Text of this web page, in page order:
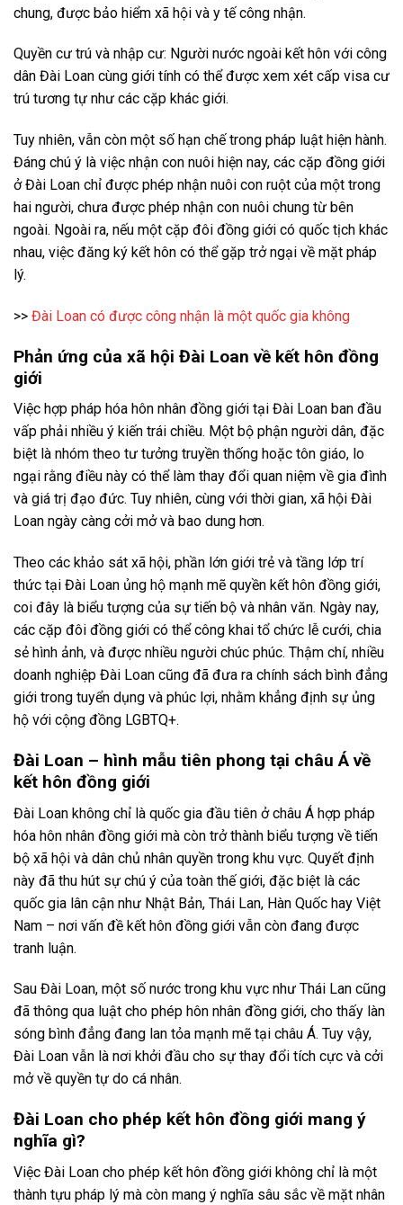
chung, được bảo hiểm xã hội và y tế công nhận.
Quyền cư trú và nhập cư: Người nước ngoài kết hôn với công
dân Đài Loan cùng giới tính có thể được xem xét cấp visa cư
trú tương tự như các cặp khác giới.
Tuy nhiên, vẫn còn một số hạn chế trong pháp luật hiện hành.
Đáng chú ý là việc nhận con nuôi hiện nay, các cặp đồng giới
ở Đài Loan chỉ được phép nhận nuôi con ruột của một trong
hai người, chưa được phép nhận con nuôi chung từ bên
ngoài. Ngoài ra, nếu một cặp đôi đồng giới có quốc tịch khác
nhau, việc đăng ký kết hôn có thể gặp trở ngại về mặt pháp
lý.
>> Đài Loan có được công nhận là một quốc gia không
Phản ứng của xã hội Đài Loan về kết hôn đồng
giới
Việc hợp pháp hóa hôn nhân đồng giới tại Đài Loan ban đầu
vấp phải nhiều ý kiến trái chiều. Một bộ phận người dân, đặc
biệt là nhóm theo tư tưởng truyền thống hoặc tôn giáo, lo
ngại rằng điều này có thể làm thay đổi quan niệm về gia đình
và giá trị đạo đức. Tuy nhiên, cùng với thời gian, xã hội Đài
Loan ngày càng cởi mở và bao dung hơn.
Theo các khảo sát xã hội, phần lớn giới trẻ và tầng lớp trí
thức tại Đài Loan ủng hộ mạnh mẽ quyền kết hôn đồng giới,
coi đây là biểu tượng của sự tiến bộ và nhân văn. Ngày nay,
các cặp đôi đồng giới có thể công khai tổ chức lễ cưới, chia
sẻ hình ảnh, và được nhiều người chúc phúc. Thậm chí, nhiều
doanh nghiệp Đài Loan cũng đã đưa ra chính sách bình đẳng
giới trong tuyển dụng và phúc lợi, nhằm khẳng định sự ủng
hộ với cộng đồng LGBTQ+.
Đài Loan – hình mẫu tiên phong tại châu Á về
kết hôn đồng giới
Đài Loan không chỉ là quốc gia đầu tiên ở châu Á hợp pháp
hóa hôn nhân đồng giới mà còn trở thành biểu tượng về tiến
bộ xã hội và dân chủ nhân quyền trong khu vực. Quyết định
này đã thu hút sự chú ý của toàn thế giới, đặc biệt là các
quốc gia lân cận như Nhật Bản, Thái Lan, Hàn Quốc hay Việt
Nam – nơi vấn đề kết hôn đồng giới vẫn còn đang được
tranh luận.
Sau Đài Loan, một số nước trong khu vực như Thái Lan cũng
đã thông qua luật cho phép hôn nhân đồng giới, cho thấy làn
sóng bình đẳng đang lan tỏa mạnh mẽ tại châu Á. Tuy vậy,
Đài Loan vẫn là nơi khởi đầu cho sự thay đổi tích cực và cởi
mở về quyền tự do cá nhân.
Đài Loan cho phép kết hôn đồng giới mang ý
nghĩa gì?
Việc Đài Loan cho phép kết hôn đồng giới không chỉ là một
thành tựu pháp lý mà còn mang ý nghĩa sâu sắc về mặt nhân